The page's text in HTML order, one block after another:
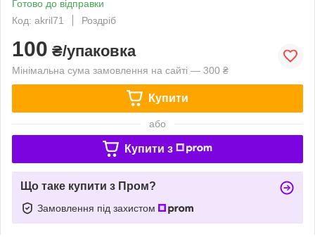
Готово до відправки
Код: akril71
Роздріб
100 ₴/упаковка
Мінімальна сума замовлення на сайті — 300 ₴
Купити
або
Купити з
Що таке купити з Пром?
Замовлення під захистом